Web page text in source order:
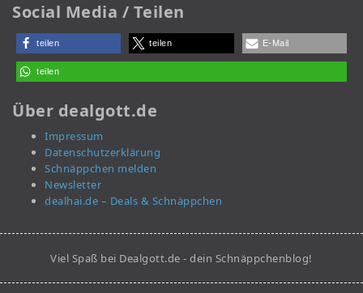
Social Media / Teilen
teilen teilen E-Mail
teilen
Über dealgott.de
Impressum
Datenschutzerklärung
Schnäppchen melden
Newsletter
dealhai.de – Deals & Schnäppchen
Viel Spaß bei Dealgott.de - dein Schnäppchenblog!